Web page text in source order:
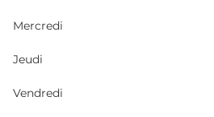
Mercredi
Jeudi
Vendredi